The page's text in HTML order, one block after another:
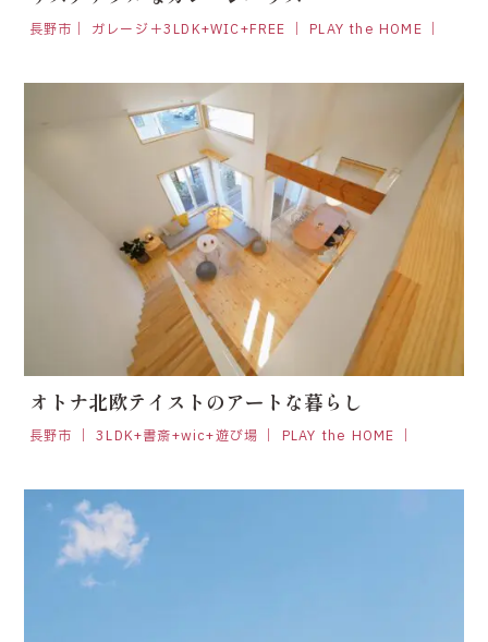
長野市｜ ガレージ＋3LDK+WIC+FREE ｜ PLAY the HOME ｜
オトナ北欧テイストのアートな暮らし
長野市 ｜ 3LDK+書斎+wic+遊び場 ｜ PLAY the HOME ｜